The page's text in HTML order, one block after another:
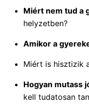
Miért nem tud a
helyzetben?
Amikor a
Miért is hisztizik
Hogyan mutass
kell tudatosan